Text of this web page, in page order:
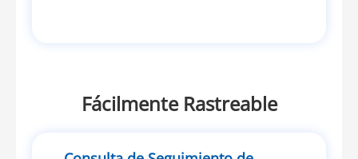
Fácilmente Rastreable